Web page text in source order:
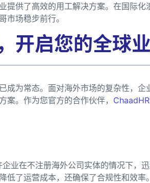
提供了高效的用工解决方案。在国际化
市场稳步前行。
，开启您的全球
成为常态。面对海外市场的复杂性，企
案。作为您官方的合作伙伴， ChaadHR
业在不注册海外公司实体的情况下，迅
了运营成本，还确保了合规性和效率。